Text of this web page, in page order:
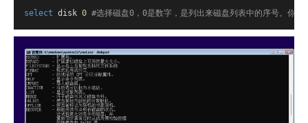
select disk 0 #选择磁盘0，0是数字，是列出来磁盘列表中的序号。你要